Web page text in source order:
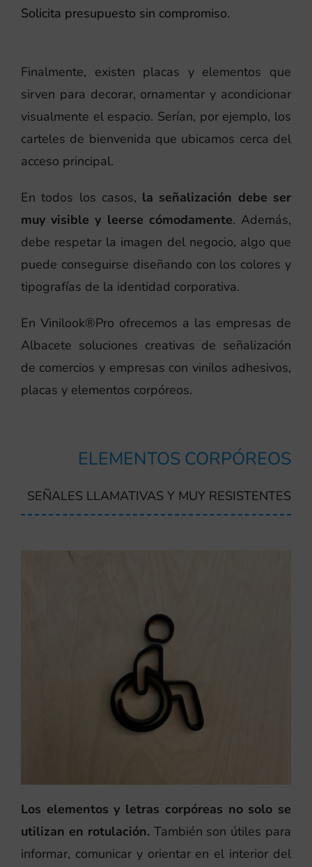
Finalmente, existen placas y elementos que
sirven para decorar, ornamentar y acondicionar
visualmente el espacio. Serían, por ejemplo, los
carteles de bienvenida que ubicamos cerca del
acceso principal.
En todos los casos, la señalización debe ser
muy visible y leerse cómodamente. Además,
debe respetar la imagen del negocio, algo que
puede conseguirse diseñando con los colores y
tipografías de la identidad corporativa.
En Vinilook®Pro ofrecemos a las empresas de
Albacete soluciones creativas de señalización
de comercios y empresas con vinilos adhesivos,
placas y elementos corpóreos.
Solicita presupuesto sin compromiso.
ELEMENTOS CORPÓREOS
SEÑALES LLAMATIVAS Y MUY RESISTENTES
Los elementos y letras corpóreas no solo se
utilizan en rotulación.También son útiles para
informar, comunicar y orientar en el interior del